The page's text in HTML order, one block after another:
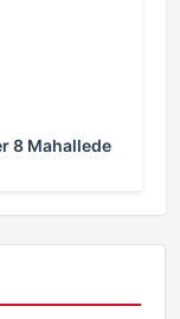
8 Mahallede